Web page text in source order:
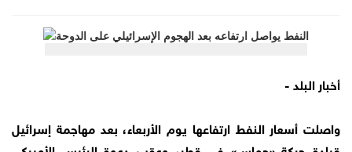
أخبار البلد -
واصلت أسعار النفط ارتفاعها يوم الأربعاء، بعد مهاجمة إسرائيل